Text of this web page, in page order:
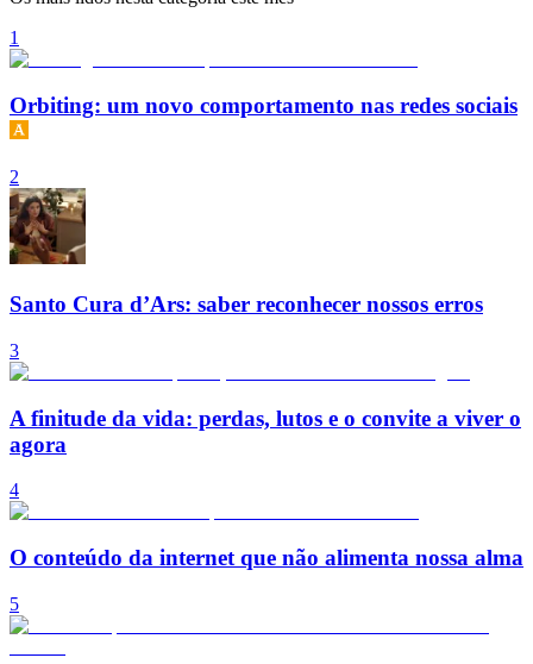
1
Orbiting: um novo comportamento nas redes sociais
2
Santo Cura d’Ars: saber reconhecer nossos erros
3
A finitude da vida: perdas, lutos e o convite a viver o
agora
4
O conteúdo da internet que não alimenta nossa alma
5